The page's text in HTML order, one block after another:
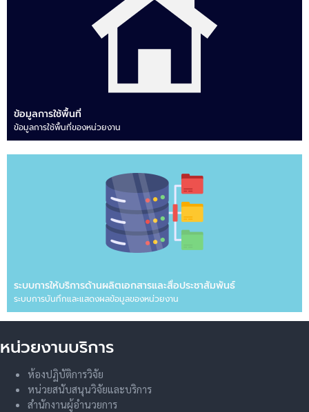
ข้อมูลการใช้พื้นที่
ข้อมูลการใช้พื้นที่ของหน่วยงาน
ระบบการให้บริการด้านผลิตเอกสารและสื่อประชาสัมพันธ์
ระบบการบันทึกและแสดงผลข้อมูลของหน่วยงาน
หน่วยงานบริการ
ห้องปฏิบัติการวิจัย
หน่วยสนับสนุนวิจัยและบริการ
สำนักงานผู้อำนวยการ